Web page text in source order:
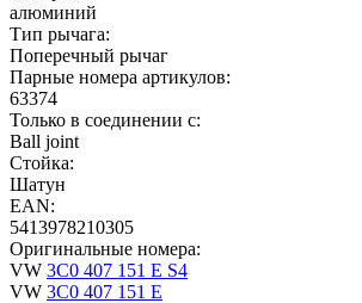
алюминий
Тип рычага:
Поперечный рычаг
Парные номера артикулов:
63374
Только в соединении с:
Ball joint
Стойка:
Шатун
EAN:
5413978210305
Оригинальные номера:
VW 3C0 407 151 E S4
VW 3C0 407 151 E